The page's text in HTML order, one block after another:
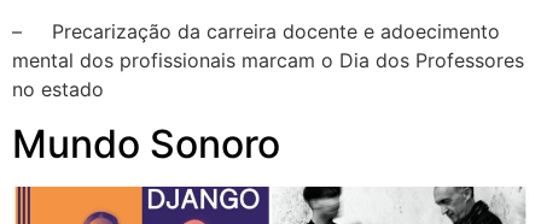
– Precarização da carreira docente e adoecimento
mental dos profissionais marcam o Dia dos Professores
no estado
Mundo Sonoro